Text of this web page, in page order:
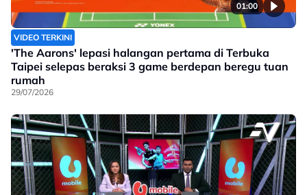
01:00
VIDEO TERKINI
'The Aarons' lepasi halangan pertama di Terbuka
Taipei selepas beraksi 3 game berdepan beregu tuan
rumah
29/07/2026